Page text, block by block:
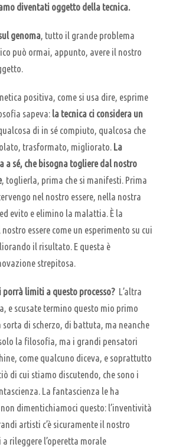
diventati oggetto della tecnica.
genoma, tutto il grande problema
può ormai, appunto, avere il nostro
positiva, come si usa dire, esprime
sapeva: la tecnica ci considera un
di in sé compiuto, qualcosa che
trasformato, migliorato. La
a sé, che bisogna togliere dal nostro
, toglierla, prima che si manifesti. Prima
nel nostro essere, nella nostra
evito e elimino la malattia. È la
essere come un esperimento su cui
il risultato. E questa è
strepitosa.
porrà limiti a questo processo? L’altra
e scusate termino questo mio primo
di scherzo, di battuta, ma neanche
la filosofia, ma i grandi pensatori
come qualcuno diceva, e soprattutto
di cui stiamo discutendo, che sono i
La fantascienza le ha
dimentichiamoci questo: l’inventività
artisti c’è sicuramente il nostro
a rileggere l’operetta morale